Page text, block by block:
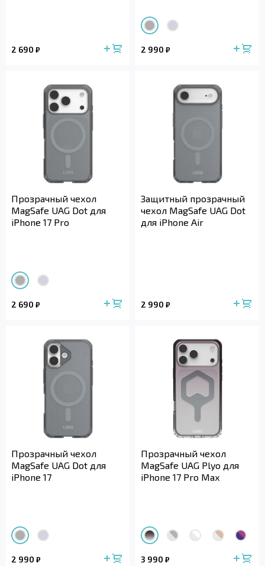
2 690 ₽ 2 990 ₽
Прозрачный чехол
MagSafe UAG Dot для
iPhone 17 Pro
2 690 ₽
Защитный прозрачный
чехол MagSafe UAG Dot
для iPhone Air
2 990 ₽
Прозрачный чехол
MagSafe UAG Dot для
iPhone 17
2 990 ₽
Прозрачный чехол
MagSafe UAG Plyo для
iPhone 17 Pro Max
3 990 ₽